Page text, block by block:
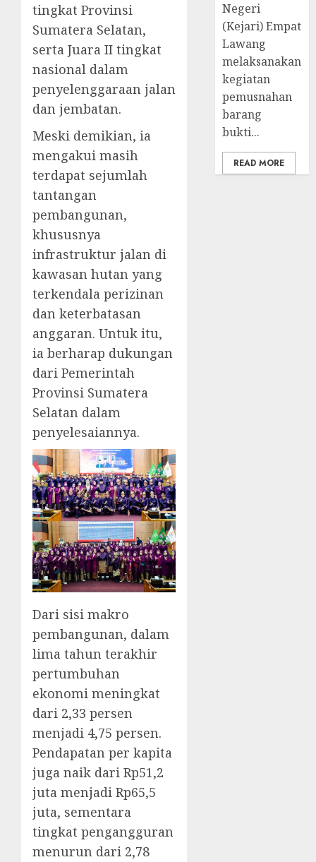
tingkat Provinsi
Sumatera Selatan,
serta Juara II tingkat
nasional dalam
penyelenggaraan jalan
dan jembatan.
‎Meski demikian, ia
mengakui masih
terdapat sejumlah
tantangan
pembangunan,
khususnya
infrastruktur jalan di
kawasan hutan yang
terkendala perizinan
dan keterbatasan
anggaran. Untuk itu,
ia berharap dukungan
dari Pemerintah
Provinsi Sumatera
Selatan dalam
penyelesaiannya.
Dari sisi makro
pembangunan, dalam
lima tahun terakhir
pertumbuhan
ekonomi meningkat
dari 2,33 persen
menjadi 4,75 persen.
Pendapatan per kapita
juga naik dari Rp51,2
juta menjadi Rp65,5
juta, sementara
tingkat pengangguran
menurun dari 2,78
Negeri
(Kejari) Empat
Lawang
melaksanakan
kegiatan
pemusnahan
barang
bukti...
READ MORE